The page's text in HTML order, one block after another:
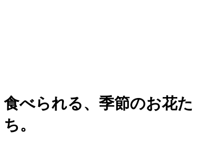
食べられる、季節のお花た
ち。